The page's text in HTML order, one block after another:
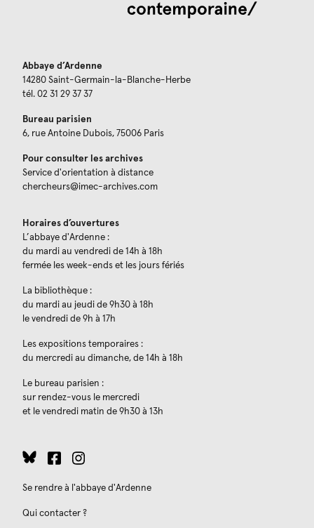
Abbaye d’Ardenne
14280 Saint-Germain-la-Blanche-Herbe
tél. 02 31 29 37 37
Bureau parisien
6, rue Antoine Dubois, 75006 Paris
Pour consulter les archives
Service d'orientation à distance
chercheurs@imec-archives.com
Horaires d’ouvertures
L’abbaye d'Ardenne :
du mardi au vendredi de 14h à 18h
fermée les week-ends et les jours fériés
La bibliothèque :
du mardi au jeudi de 9h30 à 18h
le vendredi de 9h à 17h
Les expositions temporaires :
du mercredi au dimanche, de 14h à 18h
Le bureau parisien :
sur rendez-vous le mercredi
et le vendredi matin de 9h30 à 13h
Se rendre à l'abbaye d'Ardenne
Qui contacter ?